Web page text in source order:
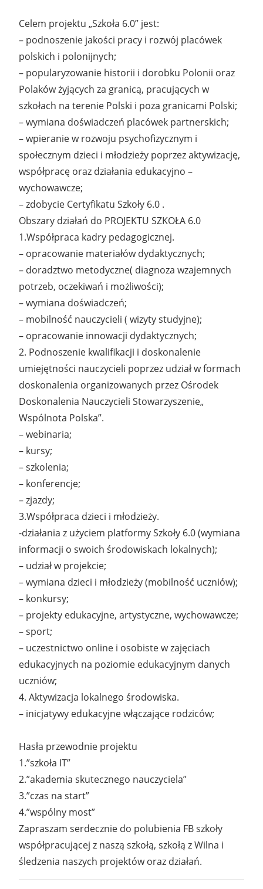
Celem projektu „Szkoła 6.0” jest:
– podnoszenie jakości pracy i rozwój placówek
polskich i polonijnych;
– popularyzowanie historii i dorobku Polonii oraz
Polaków żyjących za granicą, pracujących w
szkołach na terenie Polski i poza granicami Polski;
– wymiana doświadczeń placówek partnerskich;
– wpieranie w rozwoju psychofizycznym i
społecznym dzieci i młodzieży poprzez aktywizację,
współpracę oraz działania edukacyjno –
wychowawcze;
– zdobycie Certyfikatu Szkoły 6.0 .
Obszary działań do PROJEKTU SZKOŁA 6.0
1.Współpraca kadry pedagogicznej.
– opracowanie materiałów dydaktycznych;
– doradztwo metodyczne( diagnoza wzajemnych
potrzeb, oczekiwań i możliwości);
– wymiana doświadczeń;
– mobilność nauczycieli ( wizyty studyjne);
– opracowanie innowacji dydaktycznych;
2. Podnoszenie kwalifikacji i doskonalenie
umiejętności nauczycieli poprzez udział w formach
doskonalenia organizowanych przez Ośrodek
Doskonalenia Nauczycieli Stowarzyszenie„
Wspólnota Polska”.
– webinaria;
– kursy;
– szkolenia;
– konferencje;
– zjazdy;
3.Współpraca dzieci i młodzieży.
-działania z użyciem platformy Szkoły 6.0 (wymiana
informacji o swoich środowiskach lokalnych);
– udział w projekcie;
– wymiana dzieci i młodzieży (mobilność uczniów);
– konkursy;
– projekty edukacyjne, artystyczne, wychowawcze;
– sport;
– uczestnictwo online i osobiste w zajęciach
edukacyjnych na poziomie edukacyjnym danych
uczniów;
4. Aktywizacja lokalnego środowiska.
– inicjatywy edukacyjne włączające rodziców;
Hasła przewodnie projektu
1.”szkoła IT”
2.”akademia skutecznego nauczyciela”
3.”czas na start”
4.”wspólny most”
Zapraszam serdecznie do polubienia FB szkoły
współpracującej z naszą szkołą, szkołą z Wilna i
śledzenia naszych projektów oraz działań.